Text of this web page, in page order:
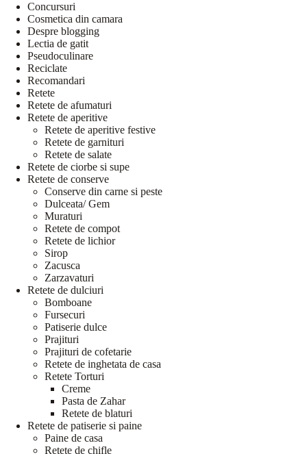
Concursuri
Cosmetica din camara
Despre blogging
Lectia de gatit
Pseudoculinare
Reciclate
Recomandari
Retete
Retete de afumaturi
Retete de aperitive
Retete de aperitive festive
Retete de garnituri
Retete de salate
Retete de ciorbe si supe
Retete de conserve
Conserve din carne si peste
Dulceata/ Gem
Muraturi
Retete de compot
Retete de lichior
Sirop
Zacusca
Zarzavaturi
Retete de dulciuri
Bomboane
Fursecuri
Patiserie dulce
Prajituri
Prajituri de cofetarie
Retete de inghetata de casa
Retete Torturi
Creme
Pasta de Zahar
Retete de blaturi
Retete de patiserie si paine
Paine de casa
Retete de chifle